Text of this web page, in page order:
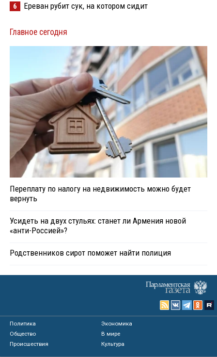
6 Ереван рубит сук, на котором сидит
Главное сегодня
Переплату по налогу на недвижимость можно будет
вернуть
Усидеть на двух стульях: станет ли Армения новой
«анти-Россией»?
Родственников сирот поможет найти полиция
Политика
Экономика
Общество
В мире
Происшествия
Культура